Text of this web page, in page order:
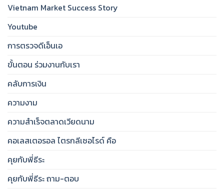
Vietnam Market Success Story
Youtube
การตรวจดีเอ็นเอ
ขั้นตอน ร่วมงานกับเรา
คลับการเงิน
ความงาม
ความสำเร็จตลาดเวียดนาม
คอเลสเตอรอล ไตรกลีเซอไรด์ คือ
คุยกับพี่ธีระ
คุยกับพี่ธีระ ถาม-ตอบ